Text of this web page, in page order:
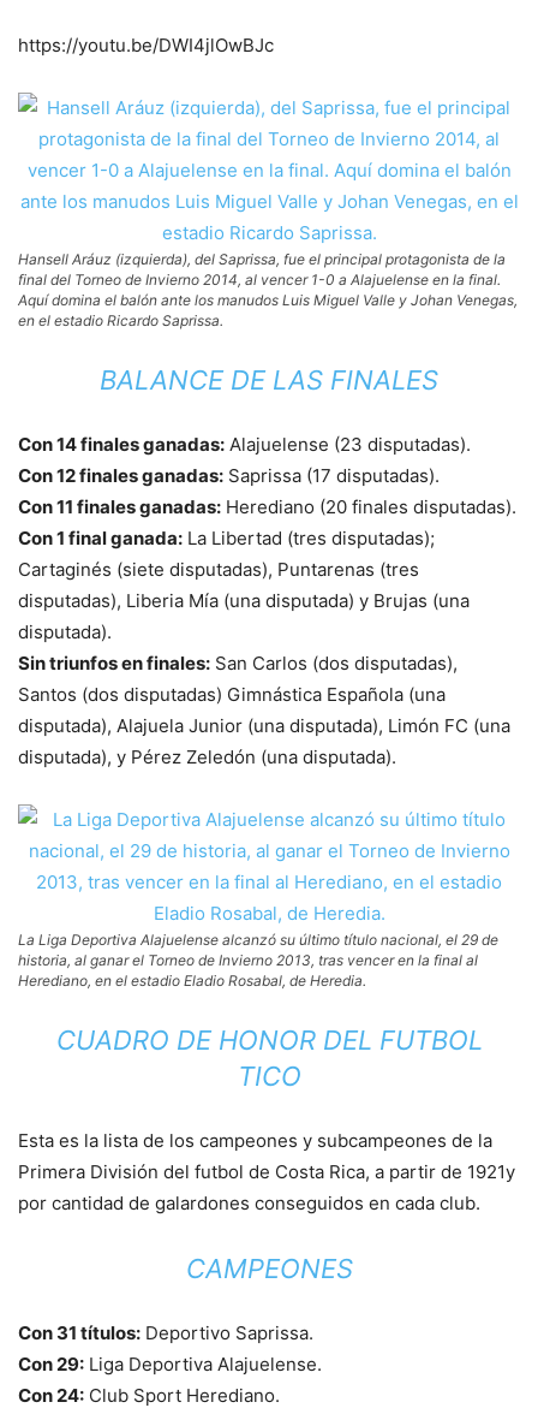
https://youtu.be/DWI4jlOwBJc
Hansell Aráuz (izquierda), del Saprissa, fue el principal protagonista de la
final del Torneo de Invierno 2014, al vencer 1-0 a Alajuelense en la final.
Aquí domina el balón ante los manudos Luis Miguel Valle y Johan Venegas,
en el estadio Ricardo Saprissa.
BALANCE DE LAS FINALES
Con 14 finales ganadas: Alajuelense (23 disputadas).
Con 12 finales ganadas: Saprissa (17 disputadas).
Con 11 finales ganadas: Herediano (20 finales disputadas).
Con 1 final ganada: La Libertad (tres disputadas);
Cartaginés (siete disputadas), Puntarenas (tres
disputadas), Liberia Mía (una disputada) y Brujas (una
disputada).
Sin triunfos en finales: San Carlos (dos disputadas),
Santos (dos disputadas) Gimnástica Española (una
disputada), Alajuela Junior (una disputada), Limón FC (una
disputada), y Pérez Zeledón (una disputada).
La Liga Deportiva Alajuelense alcanzó su último título nacional, el 29 de
historia, al ganar el Torneo de Invierno 2013, tras vencer en la final al
Herediano, en el estadio Eladio Rosabal, de Heredia.
CUADRO DE HONOR DEL FUTBOL
TICO
Esta es la lista de los campeones y subcampeones de la
Primera División del futbol de Costa Rica, a partir de 1921y
por cantidad de galardones conseguidos en cada club.
CAMPEONES
Con 31 títulos: Deportivo Saprissa.
Con 29: Liga Deportiva Alajuelense.
Con 24: Club Sport Herediano.